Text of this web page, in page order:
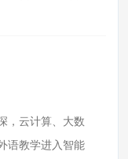
，云计算、大数
语教学进入智能